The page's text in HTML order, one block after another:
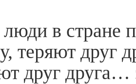
в стране
теряют друг
друг друга…